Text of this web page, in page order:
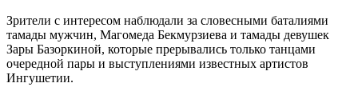
Зрители с интересом наблюдали за словесными баталиями
тамады мужчин, Магомеда Бекмурзиева и тамады девушек
Зары Базоркиной, которые прерывались только танцами
очередной пары и выступлениями известных артистов
Ингушетии.